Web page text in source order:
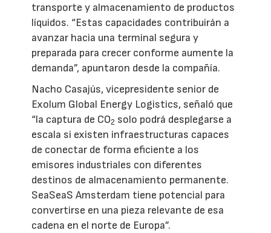
transporte y almacenamiento de productos
líquidos. “Estas capacidades contribuirán a
avanzar hacia una terminal segura y
preparada para crecer conforme aumente la
demanda”, apuntaron desde la compañía.
Nacho Casajús, vicepresidente senior de
Exolum Global Energy Logistics, señaló que
“la captura de CO2 solo podrá desplegarse a
escala si existen infraestructuras capaces
de conectar de forma eficiente a los
emisores industriales con diferentes
destinos de almacenamiento permanente.
SeaSeaS Amsterdam tiene potencial para
convertirse en una pieza relevante de esa
cadena en el norte de Europa”.